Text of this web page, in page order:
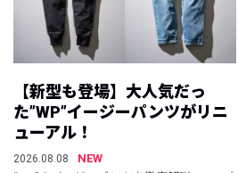
【新型も登場】大人気だっ
た”WP”イージーパンツがリニ
ューアル！
2026.08.08
NEW